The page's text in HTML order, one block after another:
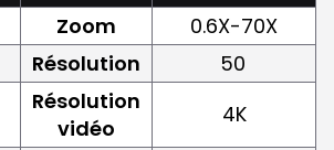
Zoom
0.6X-70X
Résolution
50
Résolution
vidéo
4K